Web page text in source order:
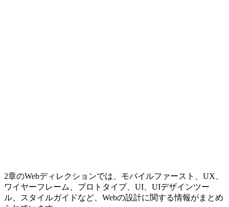
2章のWebディレクションでは、モバイルファースト、UX、
ワイヤーフレーム、プロトタイプ、UI、UIデザインツー
ル、スタイルガイドなど、Webの設計に関する情報がまとめ